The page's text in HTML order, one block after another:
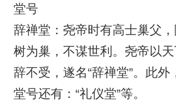
堂号
辞禅堂：尧帝时有高士巢父
树为巢，不谋世利。尧帝以
辞不受，遂名“辞禅堂”。此外
堂号还有：“礼仪堂”等。